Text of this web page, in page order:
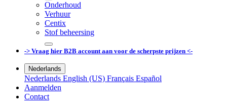
Onderhoud
Verhuur
Centix
Stof beheersing
-> Vraag hier B2B account aan voor de scherpste prijzen <-
Nederlands
Nederlands English (US) Français Español
Aanmelden
Contact